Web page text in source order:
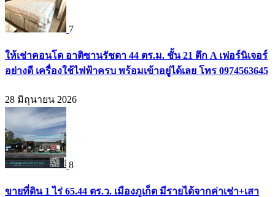
7
ให้เช่าคอนโด อาติซานรัชดา 44 ตร.ม. ชั้น 21 ตึก A เฟอร์นิเจอร์
อย่างดี เครื่องใช้ไฟฟ้าครบ พร้อมเข้าอยู่ได้เลย โทร 0974563645
28 มิถุนายน 2026
8
ขายที่ดิน 1 ไร่ 65.44 ตร.ว. เมืองภูเก็ต มีรายได้จากค่าเช่า+เสา